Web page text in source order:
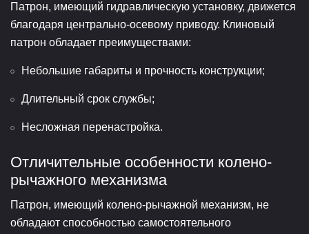
Патрон, имеющий гидравлическую установку, движется
благодаря центрально-осевому приводу. Клиновый
патрон обладает преимуществами:
Небольшие габариты и прочность конструкции;
Длительный срок службы;
Несложная перенастройка.
Отличительные особенности колено-
рычажного механизма
Патрон, имеющий колено-рычажной механизм, не
обладают способностью самостоятельного